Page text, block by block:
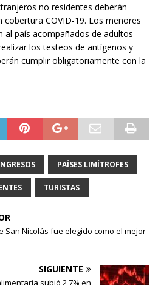
no residentes deberán
COVID-19. Los menores
al país acompañados de adultos
los testeos de antígenos y
cumplir obligatoriamente con la
PAÍSES LIMÍTROFES
TURISTAS
San Nicolás fue elegido como el mejor
SIGUIENTE
subió 2,7% en